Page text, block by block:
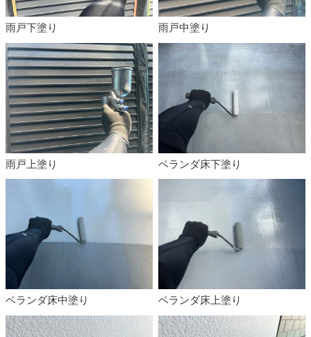
雨戸下塗り 雨戸中塗り
雨戸上塗り ベランダ床下塗り
ベランダ床中塗り ベランダ床上塗り